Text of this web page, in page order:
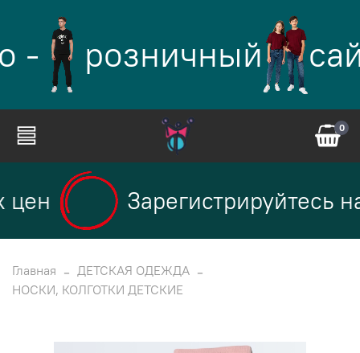
- розничный
0
Зарегистрируйтесь
Главная
ДЕТСКАЯ ОДЕЖДА
НОСКИ, КОЛГОТКИ ДЕТСКИЕ